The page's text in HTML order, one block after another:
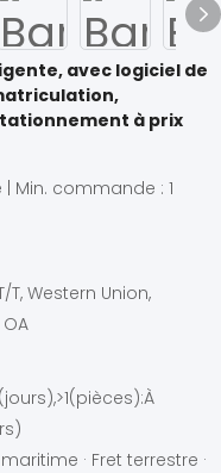
avec logiciel de
à prix
Min. commande : 1
T, Western Union,
maritime · Fret terrestre ·